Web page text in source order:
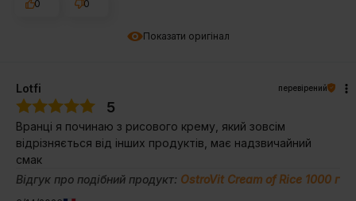
Показати оригінал
0
0
Lotfi перевірений
5
Вранці я починаю з рисового крему, який зовсім
відрізняється від інших продуктів, має надзвичайний
смак
Відгук про подібний продукт: OstroVit Cream of Rice 1000 г